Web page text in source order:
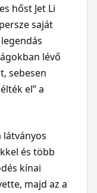
hőst Jet Li
saját
lévő
sebesen
el” a
látványos
és több
kínai
majd az a